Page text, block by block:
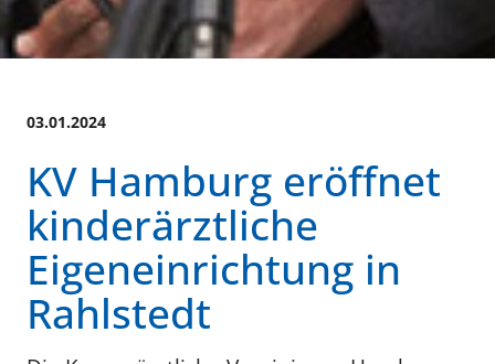
03.01.2024
KV Hamburg eröffnet
kinderärztliche
Eigeneinrichtung in
Rahlstedt